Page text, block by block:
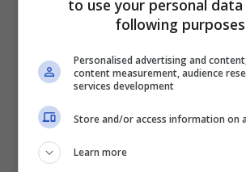
forte che possa avere
Una squadra giovane ma
capace di avere forza fisica e
Occhio quindi a quelli che
possono spuntare fuori in vista
to use your personal
following
Personalised advertising and
content measurement, audience
services development
Store and/or access information on
Learn more